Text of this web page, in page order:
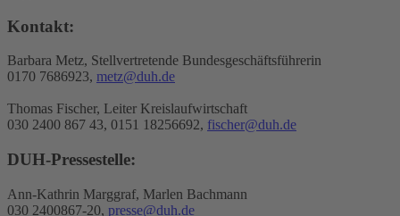
Kontakt:
Barbara Metz, Stellvertretende Bundesgeschäftsführerin
0170 7686923, metz@duh.de
Thomas Fischer, Leiter Kreislaufwirtschaft
030 2400 867 43, 0151 18256692, fischer@duh.de
DUH-Pressestelle:
Ann-Kathrin Marggraf, Marlen Bachmann
030 2400867-20, presse@duh.de